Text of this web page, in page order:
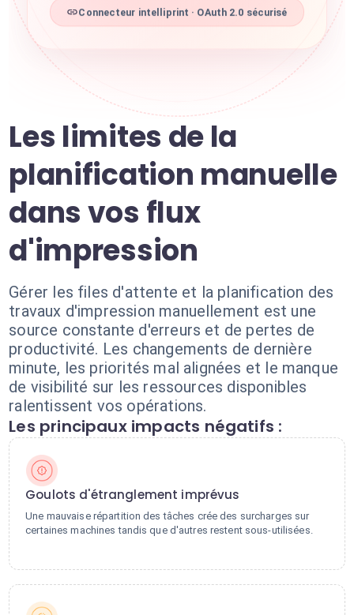
Connecteur intelliprint · OAuth 2.0 sécurisé
Les limites de la
planification manuelle
dans vos flux
d'impression
Gérer les files d'attente et la planification des
travaux d'impression manuellement est une
source constante d'erreurs et de pertes de
productivité. Les changements de dernière
minute, les priorités mal alignées et le manque
de visibilité sur les ressources disponibles
ralentissent vos opérations.
Les principaux impacts négatifs :
Goulots d'étranglement imprévus
Une mauvaise répartition des tâches crée des surcharges sur
certaines machines tandis que d'autres restent sous-utilisées.